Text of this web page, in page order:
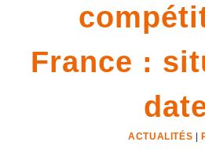
France :
ACTUALITÉS